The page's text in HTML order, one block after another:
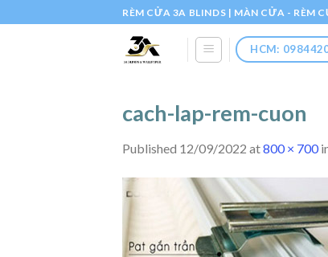
to
RÈM CỬA 3A BLINDS | MÀN CỬA - RÈM
HCM:
cach-lap-rem-cuon
Published 12/09/2022 at800 × 700